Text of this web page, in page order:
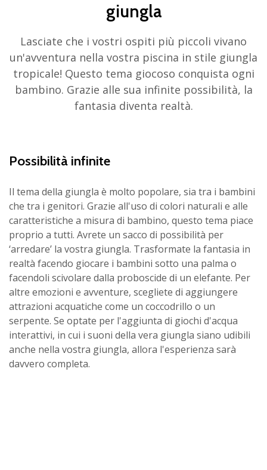
giungla
Lasciate che i vostri ospiti più piccoli vivano
un'avventura nella vostra piscina in stile giungla
tropicale! Questo tema giocoso conquista ogni
bambino. Grazie alle sua infinite possibilità, la
fantasia diventa realtà.
Possibilità infinite
Il tema della giungla è molto popolare, sia tra i bambini
che tra i genitori. Grazie all'uso di colori naturali e alle
caratteristiche a misura di bambino, questo tema piace
proprio a tutti. Avrete un sacco di possibilità per
‘arredare’ la vostra giungla. Trasformate la fantasia in
realtà facendo giocare i bambini sotto una palma o
facendoli scivolare dalla proboscide di un elefante. Per
altre emozioni e avventure, scegliete di aggiungere
attrazioni acquatiche come un coccodrillo o un
serpente. Se optate per l'aggiunta di giochi d'acqua
interattivi, in cui i suoni della vera giungla siano udibili
anche nella vostra giungla, allora l'esperienza sarà
davvero completa.